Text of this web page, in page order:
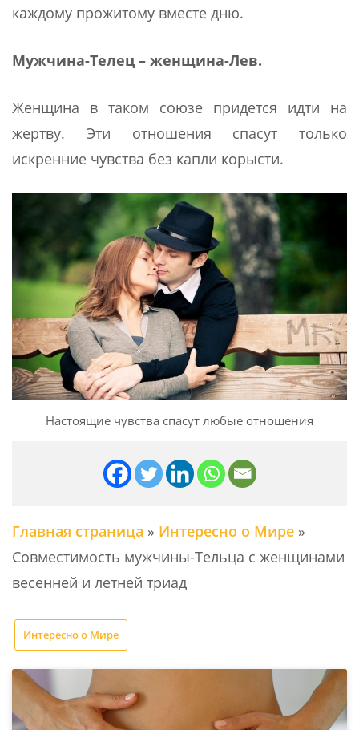
каждому прожитому вместе дню.
Мужчина-Телец – женщина-Лев.
Женщина в таком союзе придется идти на
жертву. Эти отношения спасут только
искренние чувства без капли корысти.
Настоящие чувства спасут любые отношения
Главная страница » Интересно о Мире »
Совместимость мужчины-Тельца с женщинами
весенней и летней триад
Интересно о Мире